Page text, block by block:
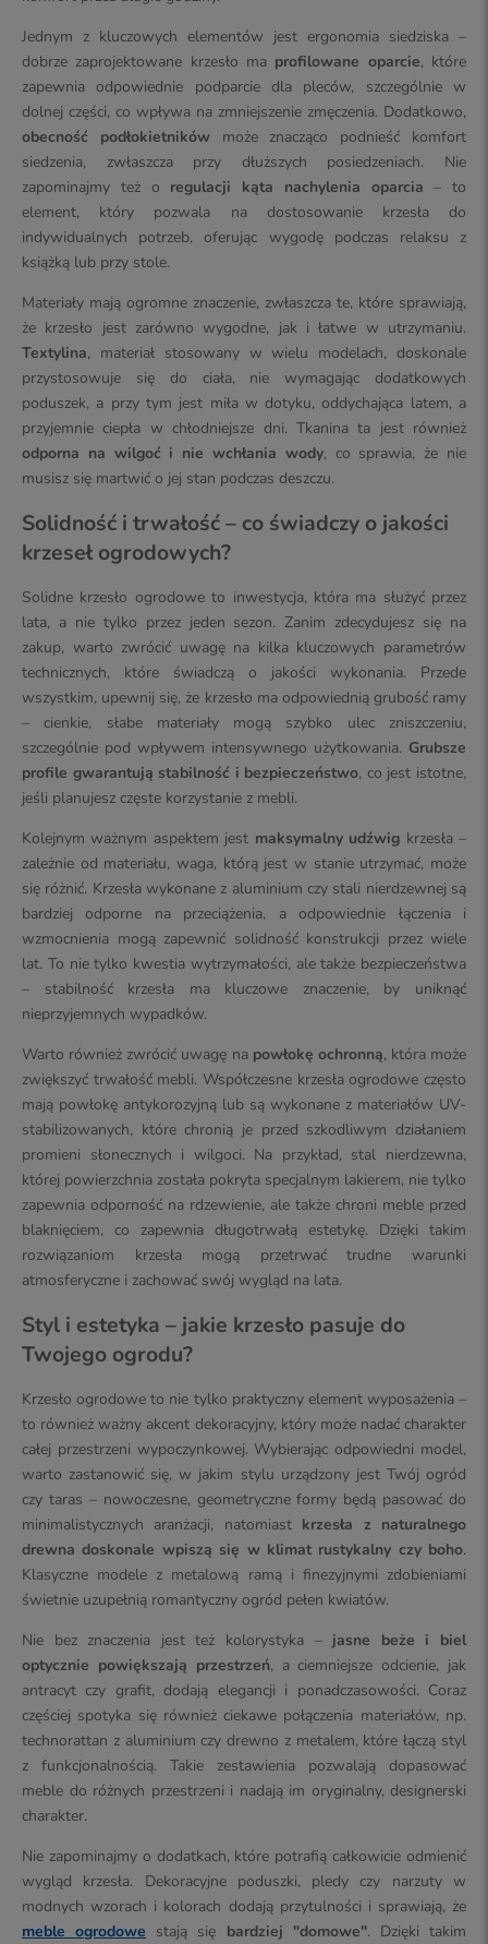
Jednym z kluczowych elementów jest ergonomia siedziska –
dobrze zaprojektowane krzesło ma profilowane oparcie, które
zapewnia odpowiednie podparcie dla pleców, szczególnie w
dolnej części, co wpływa na zmniejszenie zmęczenia. Dodatkowo,
obecność podłokietnikówmoże znacząco podnieść komfort
siedzenia, zwłaszcza przy dłuższych posiedzeniach. Nie
zapominajmy też o regulacji kąta nachylenia oparcia – to
element, który pozwala na dostosowanie krzesła do
indywidualnych potrzeb, oferując wygodę podczas relaksu z
książką lub przy stole.
Materiały mają ogromne znaczenie, zwłaszcza te, które sprawiają,
że krzesło jest zarówno wygodne, jak i łatwe w utrzymaniu.
Textylina, materiał stosowany w wielu modelach, doskonale
przystosowuje się do ciała, nie wymagając dodatkowych
poduszek, a przy tym jest miła w dotyku, oddychająca latem, a
przyjemnie ciepła w chłodniejsze dni. Tkanina ta jest również
odporna na wilgoć i nie wchłania wody, co sprawia, że nie
musisz się martwić o jej stan podczas deszczu.
Solidność i trwałość – co świadczy o jakości
krzeseł ogrodowych?
Solidne krzesło ogrodowe to inwestycja, która ma służyć przez
lata, a nie tylko przez jeden sezon. Zanim zdecydujesz się na
zakup, warto zwrócić uwagę na kilka kluczowych parametrów
technicznych, które świadczą o jakości wykonania. Przede
wszystkim, upewnij się, że krzesło ma odpowiednią grubość ramy
– cienkie, słabe materiały mogą szybko ulec zniszczeniu,
szczególnie pod wpływem intensywnego użytkowania. Grubsze
profile gwarantują stabilność i bezpieczeństwo, co jest istotne,
jeśli planujesz częste korzystanie z mebli.
Kolejnym ważnym aspektem jest maksymalny udźwig krzesła –
zależnie od materiału, waga, którą jest w stanie utrzymać, może
się różnić. Krzesła wykonane z aluminium czy stali nierdzewnej są
bardziej odporne na przeciążenia, a odpowiednie łączenia i
wzmocnienia mogą zapewnić solidność konstrukcji przez wiele
lat. To nie tylko kwestia wytrzymałości, ale także bezpieczeństwa
– stabilność krzesła ma kluczowe znaczenie, by uniknąć
nieprzyjemnych wypadków.
Warto również zwrócić uwagę na powłokę ochronną, która może
zwiększyć trwałość mebli. Współczesne krzesła ogrodowe często
mają powłokę antykorozyjną lub są wykonane z materiałów UV-
stabilizowanych, które chronią je przed szkodliwym działaniem
promieni słonecznych i wilgoci. Na przykład, stal nierdzewna,
której powierzchnia została pokryta specjalnym lakierem, nie tylko
zapewnia odporność na rdzewienie, ale także chroni meble przed
blaknięciem, co zapewnia długotrwałą estetykę. Dzięki takim
rozwiązaniom krzesła mogą przetrwać trudne warunki
atmosferyczne i zachować swój wygląd na lata.
Styl i estetyka – jakie krzesło pasuje do
Twojego ogrodu?
Krzesło ogrodowe to nie tylko praktyczny element wyposażenia –
to również ważny akcent dekoracyjny, który może nadać charakter
całej przestrzeni wypoczynkowej. Wybierając odpowiedni model,
warto zastanowić się, w jakim stylu urządzony jest Twój ogród
czy taras – nowoczesne, geometryczne formy będą pasować do
minimalistycznych aranżacji, natomiast krzesła z naturalnego
drewna doskonale wpiszą się w klimat rustykalny czy boho.
Klasyczne modele z metalową ramą i finezyjnymi zdobieniami
świetnie uzupełnią romantyczny ogród pełen kwiatów.
Nie bez znaczenia jest też kolorystyka – jasne beże i biel
optycznie powiększają przestrzeń, a ciemniejsze odcienie, jak
antracyt czy grafit, dodają elegancji i ponadczasowości. Coraz
częściej spotyka się również ciekawe połączenia materiałów, np.
technorattan z aluminium czy drewno z metalem, które łączą styl
z funkcjonalnością. Takie zestawienia pozwalają dopasować
meble do różnych przestrzeni i nadają im oryginalny, designerski
charakter.
Nie zapominajmy o dodatkach, które potrafią całkowicie odmienić
wygląd krzesła. Dekoracyjne poduszki, pledy czy narzuty w
modnych wzorach i kolorach dodają przytulności i sprawiają, że
meble ogrodowe stają się bardziej "domowe". Dzięki takim